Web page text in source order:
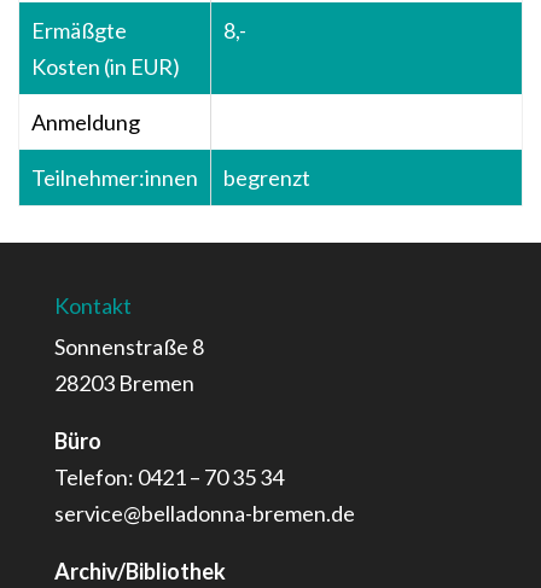
Ermäßgte
Kosten (in EUR)
8,-
Anmeldung
Teilnehmer:innen begrenzt
Kontakt
Sonnenstraße 8
28203 Bremen
Büro
Telefon: 0421 – 70 35 34
service@belladonna-bremen.de
Archiv/Bibliothek